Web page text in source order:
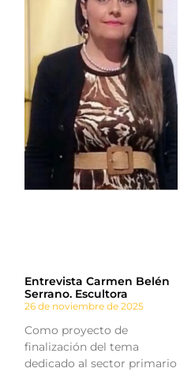
Entrevista Carmen Belén
Serrano. Escultora
26 de noviembre de 2025
Como proyecto de
finalización del tema
dedicado al sector primario